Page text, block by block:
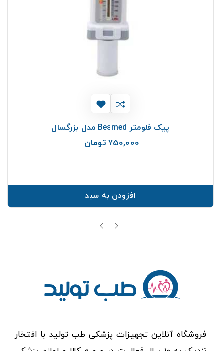
پیک فلومتر Besmed مدل بزرگسال
750,000 تومان
افزودن به سبد
فروشگاه آنلاین تجهیزات پزشکی طب تولید با افتخار